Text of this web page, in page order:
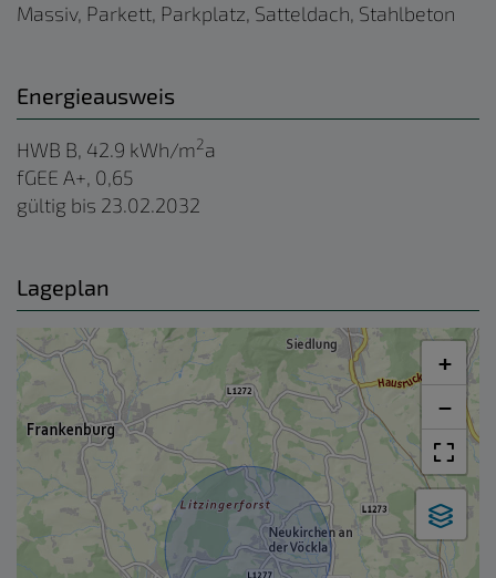
Massiv Parkett Parkplatz Satteldach Stahlbeton
Energieausweis
HWB B, 42.9 kWh/m2a
fGEE A+, 0,65
gültig bis 23.02.2032
Lageplan
+
−